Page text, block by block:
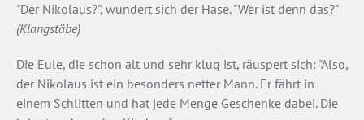
"Der Nikolaus?", wundert sich der Hase. "Wer ist denn das?"
(Klangstäbe)
Die Eule, die schon alt und sehr klug ist, räuspert sich: "Also,
der Nikolaus ist ein besonders netter Mann. Er fährt in
einem Schlitten und hat jede Menge Geschenke dabei. Die